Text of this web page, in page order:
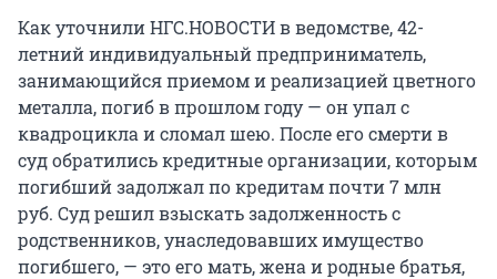
Как уточнили НГС.НОВОСТИ в ведомстве, 42-
летний индивидуальный предприниматель,
занимающийся приемом и реализацией цветного
металла, погиб в прошлом году — он упал с
квадроцикла и сломал шею. После его смерти в
суд обратились кредитные организации, которым
погибший задолжал по кредитам почти 7 млн
руб. Суд решил взыскать задолженность с
родственников, унаследовавших имущество
погибшего, — это его мать, жена и родные братья,